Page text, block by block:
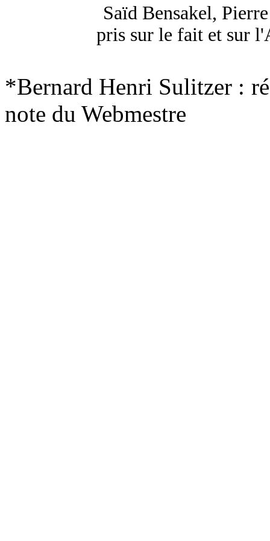
Saïd Bensakel,
pris sur le fait et sur
*Bernard Henri Sulitzer :
note du Webmestre